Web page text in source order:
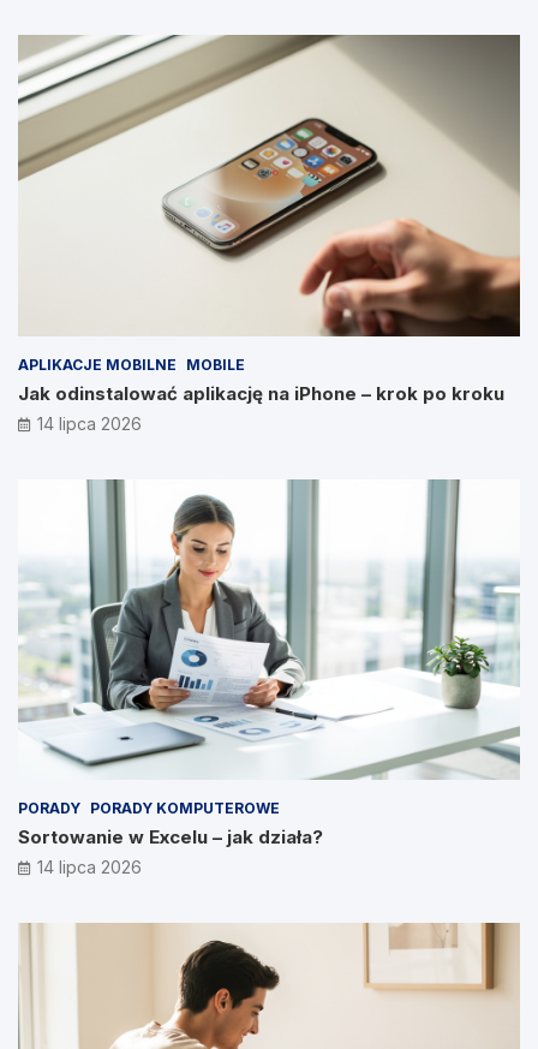
APLIKACJE MOBILNE MOBILE
Jak odinstalować aplikację na iPhone – krok po kroku
14 lipca 2026
PORADY PORADY KOMPUTEROWE
Sortowanie w Excelu – jak działa?
14 lipca 2026